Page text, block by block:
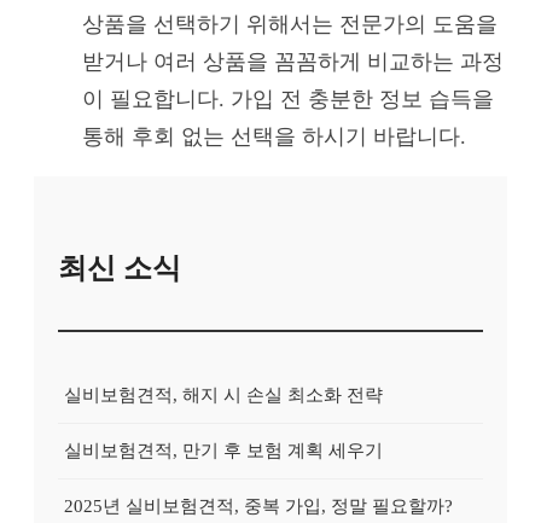
상품을 선택하기 위해서는 전문가의 도움을
받거나 여러 상품을 꼼꼼하게 비교하는 과정
이 필요합니다. 가입 전 충분한 정보 습득을
통해 후회 없는 선택을 하시기 바랍니다.
최신 소식
실비보험견적, 해지 시 손실 최소화 전략
실비보험견적, 만기 후 보험 계획 세우기
2025년 실비보험견적, 중복 가입, 정말 필요할까?